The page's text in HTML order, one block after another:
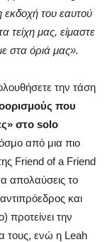
εκδοχή του εαυτού
τείχη μας, είμαστε
στα όριά μας».
την τάση
που
στο solo
από μια πιο
Friend of a Friend
απολαύσεις το
και
την
τους, ενώ η Leah